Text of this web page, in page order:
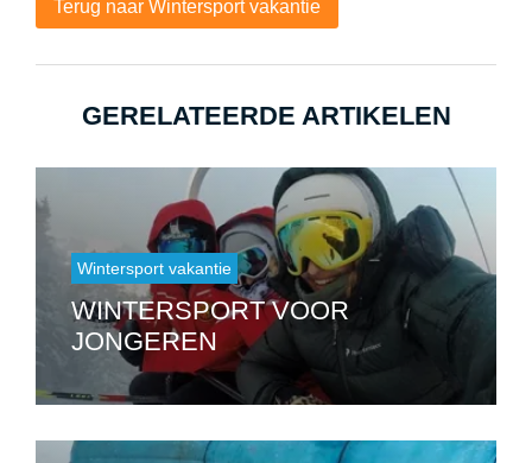
Terug naar Wintersport vakantie
GERELATEERDE ARTIKELEN
Wintersport vakantie
WINTERSPORT VOOR
JONGEREN